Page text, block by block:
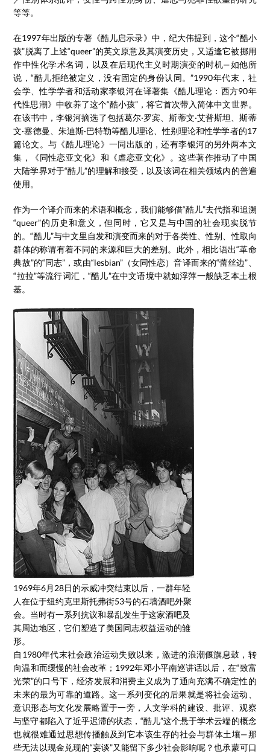
等等。
在1997年出版的专著《酷儿启示录》中，纪大伟提到，这个“酷小
孩”脱离了上述“queer”的英文原意及其演变历史，又适逢它被挪用
作中性化学术名词，以及在后现代主义时期演变的时机—如他所
说，“酷儿拒绝被定义，没有固定的身份认同。”1990年代末，社
会学、性学学者和活动家李银河在译著集《酷儿理论：西方90年
代性思潮》中收养了这个“酷小孩”，将它首次带入简体中文世界。
在该书中，李银河摘选了包括葛尔·罗宾、斯蒂文·艾普斯坦、斯蒂
文·塞德曼、朱迪斯·巴特勒等酷儿理论、性别理论和性学学者的17
篇论文。与《酷儿理论》一同出版的，还有李银河的另外两本文
集，《同性恋亚文化》和《虐恋亚文化》。这些著作推动了中国
大陆学界对于“酷儿”的理解和接受，以及该词在相关领域内的普遍
使用。
作为一个译介而来的术语和概念，我们能够借“酷儿”去代指和追溯
“queer”的历史和意义，但同时，它又是与中国的社会现实脱节
的。“酷儿”与中文里自发和演变而来的对于各类性、性别、性取向
群体的称谓有着不同的来源和巨大的差别。此外，相比语出“革命
典故”的“同志”，或由“lesbian”（女同性恋）音译而来的“蕾丝边”、
“拉拉”等流行词汇，“酷儿”在中文语境中就如浮萍一般缺乏本土根
基。
1969年6月28日的示威冲突结束以后，一群年轻
人在位于纽约克里斯托弗街53号的石墙酒吧外聚
会。当时有一系列抗议和暴乱发生于这家酒吧及
其周边地区，它们塑造了美国同志权益运动的雏
形。
自1980年代末社会政治运动失败以来，激进的浪潮偃旗息鼓，转
向温和而缓慢的社会改革；1992年邓小平南巡讲话以后，在“致富
光荣”的口号下，经济发展和消费主义成为了通向充满不确定性的
未来的最为可靠的道路。这一系列变化的后果就是将社会运动、
意识形态与文化发展略置于一旁，人文学科的建设、批评、观察
与坚守都陷入了近乎迟滞的状态，“酷儿”这个悬于学术云端的概念
也就很难通过思想传播触及到它本该生存的社会与群体土壤—那
些无法以现金兑现的“妄谈”又能留下多少社会影响呢？也承蒙可口